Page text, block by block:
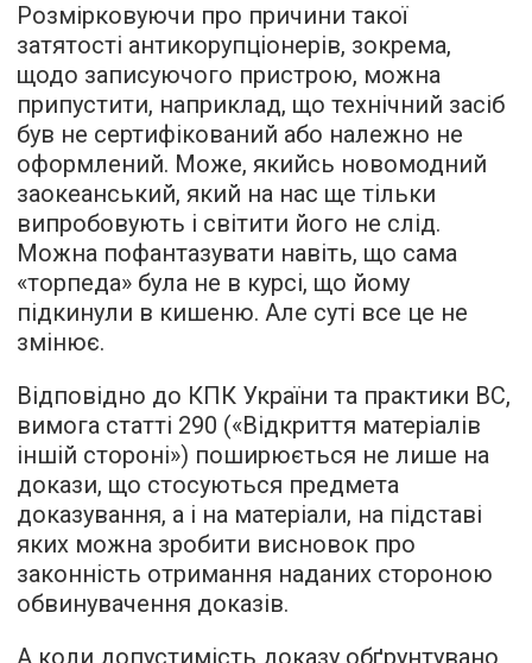
Розмірковуючи про причини такої
затятості антикорупціонерів, зокрема,
щодо записуючого пристрою, можна
припустити, наприклад, що технічний засіб
був не сертифікований або належно не
оформлений. Може, якийсь новомодний
заокеанський, який на нас ще тільки
випробовують і світити його не слід.
Можна пофантазувати навіть, що сама
«торпеда» була не в курсі, що йому
підкинули в кишеню. Але суті все це не
змінює.
Відповідно до КПК України та практики ВС,
вимога статті 290 («Відкриття матеріалів
іншій стороні») поширюється не лише на
докази, що стосуються предмета
доказування, а і на матеріали, на підставі
яких можна зробити висновок про
законність отримання наданих стороною
обвинувачення доказів.
А коли допустимість доказу обґрунтувано